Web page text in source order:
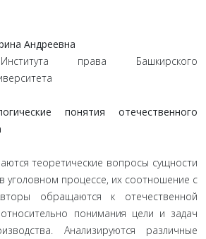
Андреевна
права Башкирского
понятия отечественного
теоретические вопросы сущности
уголовном процессе, их соотношение с
обращаются к отечественной
понимания цели и задач
Анализируются различные